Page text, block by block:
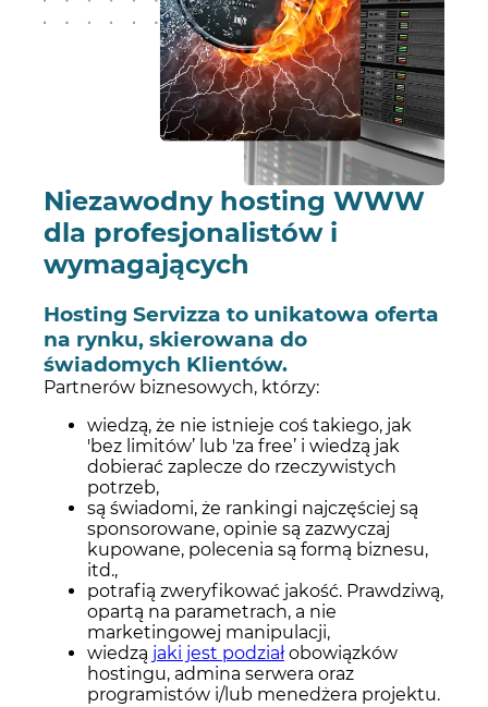
Niezawodny hosting WWW
dla profesjonalistów i
wymagających
Hosting Servizza to unikatowa oferta
na rynku, skierowana do
świadomych Klientów.
Partnerów biznesowych, którzy:
wiedzą, że nie istnieje coś takiego, jak
'bez limitów’ lub 'za free’ i wiedzą jak
dobierać zaplecze do rzeczywistych
potrzeb,
są świadomi, że rankingi najczęściej są
sponsorowane, opinie są zazwyczaj
kupowane, polecenia są formą biznesu,
itd.,
potrafią zweryfikować jakość. Prawdziwą,
opartą na parametrach, a nie
marketingowej manipulacji,
wiedzą jaki jest podziałobowiązków
hostingu, admina serwera oraz
programistów i/lub menedżera projektu.